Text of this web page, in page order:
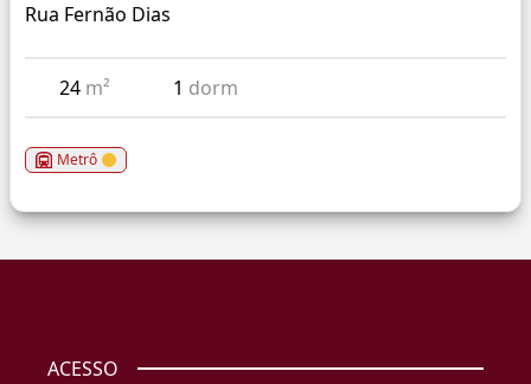
Rua Fernão Dias
24 m² 1 dorm
Metrô
ACESSO